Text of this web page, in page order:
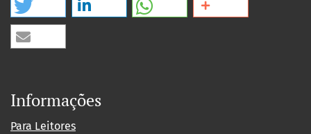
Informações
Para Leitores